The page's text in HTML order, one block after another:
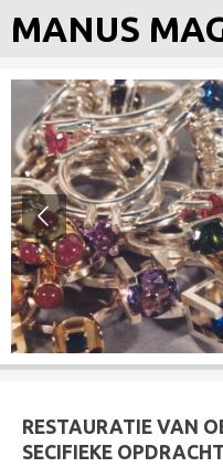
Ga
naar
hoofdinhoud
MANUS
RESTAURATIE VAN
SECIFIEKE